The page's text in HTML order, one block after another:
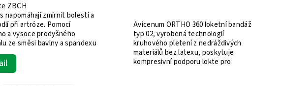
ZBCH
napomáhají zmírnit bolesti a
při artróze. Pomocí
a vysoce prodyšného
ze směsi bavlny a spandexu
Avicenum ORTHO 360 loketní bandáž
typ 02, vyrobená technologií
kruhového pletení z nedráždivých
materiálů bez latexu, poskytuje
kompresivní podporu lokte pro